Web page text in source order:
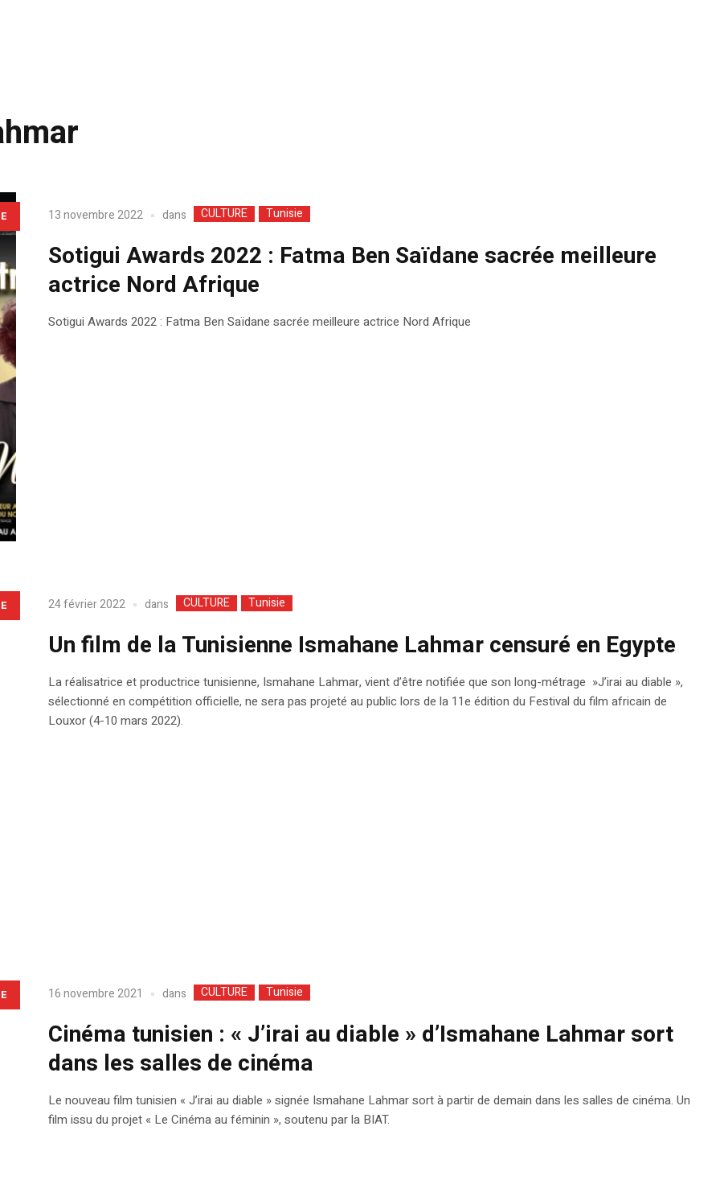
13 novembre 2022 dans CULTURE Tunisie
Sotigui Awards 2022 : Fatma Ben Saïdane sacrée meilleure
actrice Nord Afrique
Sotigui Awards 2022 : Fatma Ben Saïdane sacrée meilleure actrice Nord Afrique
24 février 2022 dans CULTURE Tunisie
Un film de la Tunisienne Ismahane Lahmar censuré en Egypte
La réalisatrice et productrice tunisienne, Ismahane Lahmar, vient d’être notifiée que son long-métrage »J’irai au diable »,
sélectionné en compétition officielle, ne sera pas projeté au public lors de la 11e édition du Festival du film africain de
Louxor (4-10 mars 2022).
16 novembre 2021 dans CULTURE Tunisie
Cinéma tunisien : « J’irai au diable » d’Ismahane Lahmar sort
dans les salles de cinéma
Le nouveau film tunisien « J’irai au diable » signée Ismahane Lahmar sort à partir de demain dans les salles de cinéma. Un
film issu du projet « Le Cinéma au féminin », soutenu par la BIAT.